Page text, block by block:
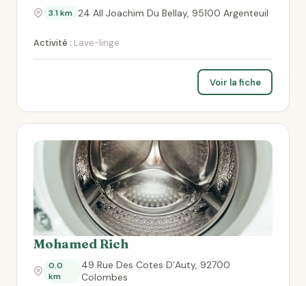
3.1 km 24 All Joachim Du Bellay, 95100 Argenteuil
Activité : Lave-linge
Voir la fiche
Mohamed Rich
0.0
km
49 Rue Des Cotes D’Auty, 92700
Colombes